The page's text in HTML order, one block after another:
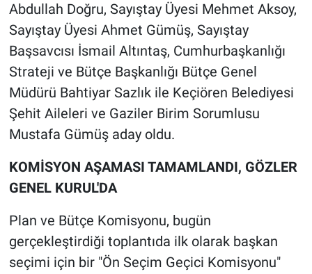
Abdullah Doğru, Sayıştay Üyesi Mehmet Aksoy,
Sayıştay Üyesi Ahmet Gümüş, Sayıştay
Başsavcısı İsmail Altıntaş, Cumhurbaşkanlığı
Strateji ve Bütçe Başkanlığı Bütçe Genel
Müdürü Bahtiyar Sazlık ile Keçiören Belediyesi
Şehit Aileleri ve Gaziler Birim Sorumlusu
Mustafa Gümüş aday oldu.
KOMİSYON AŞAMASI TAMAMLANDI, GÖZLER
GENEL KURUL'DA
Plan ve Bütçe Komisyonu, bugün
gerçekleştirdiği toplantıda ilk olarak başkan
seçimi için bir "Ön Seçim Geçici Komisyonu"